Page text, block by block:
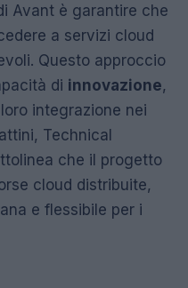
Avant è garantire che
a servizi cloud
Questo approccio
di innovazione,
integrazione nei
Technical
che il progetto
cloud distribuite,
e flessibile per i